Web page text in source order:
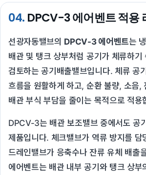
04. DPCV-3 에어벤트 적용
선광자동밸브의 DPCV-3 에어벤트는
배관 및 탱크 상부처럼 공기가 체류하기
검토하는 공기배출밸브입니다. 체류 공
흐름을 원활하게 하고, 순환 불량, 소음,
배관 부식 부담을 줄이는 목적으로 적용
DPCV-3는 배관 보조밸브 중에서도 공
제품입니다. 체크밸브가 역류 방지를 담
드레인밸브가 응축수나 잔류 유체 배출
에어벤트는 배관 내부 공기와 탱크 상부